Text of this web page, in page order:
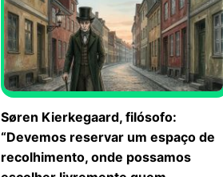
Søren Kierkegaard, filósofo:
“Devemos reservar um espaço de
recolhimento, onde possamos